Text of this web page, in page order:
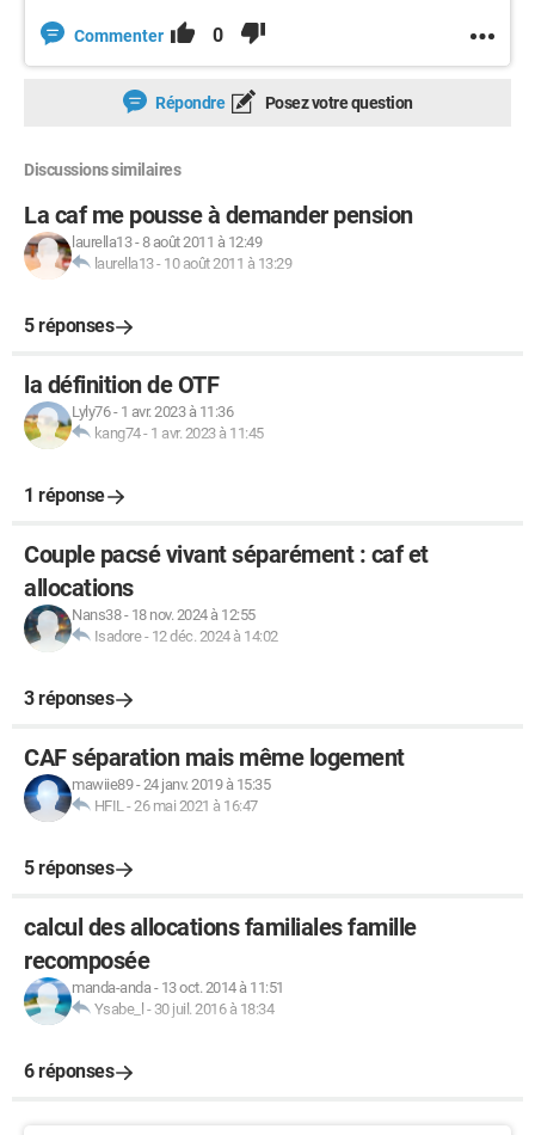
Commenter 0
Répondre Posez votre question
Discussions similaires
La caf me pousse à demander pension
laurella13-8 août 2011 à 12:49
laurella13- 10 août 2011 à 13:29
5 réponses
la définition de OTF
Lyly76- 1 avr. 2023 à 11:36
kang74- 1 avr. 2023 à 11:45
1 réponse
Couple pacsé vivant séparément : caf et
allocations
Nans38- 18 nov. 2024 à 12:55
Isadore- 12 déc. 2024 à 14:02
3 réponses
CAF séparation mais même logement
mawiie89-24 janv. 2019 à 15:35
HFIL-26 mai 2021 à 16:47
5 réponses
calcul des allocations familiales famille
recomposée
manda-anda- 13 oct. 2014 à 11:51
Ysabe_l - 30 juil. 2016 à 18:34
6 réponses